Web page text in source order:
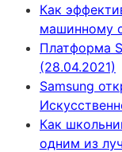
Как
машинному
Платформа
(28.04.2021)
Samsung
Как
одним из